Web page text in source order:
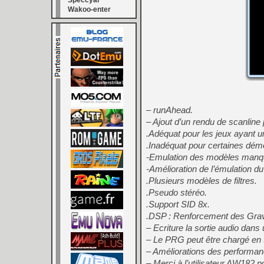
Wakoo-enter
– runAhead.
– Ajout d’un rendu de
.Adéquat pour les jeux ayant
.Inadéquat pour certaines
-Emulation des modèles
-Amélioration de l’émulation
.Plusieurs modèles de filtres.
.Pseudo stéréo.
.Support SID 8x.
.DSP : Renforcement des
– Ecriture la sortie audio dans
– Le PRG peut être chargé en
– Améliorations des